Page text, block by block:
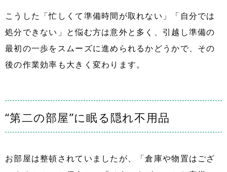
こうした「忙しくて準備時間が取れない」「自分では
処分できない」と悩む方は意外と多く、引越し準備の
最初の一歩をスムーズに進められるかどうかで、その
後の作業効率も大きく変わります。
“第二の部屋”に眠る隠れ不用品
お部屋は整頓されていましたが、「倉庫や物置はござ